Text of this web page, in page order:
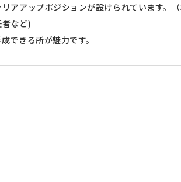
アアップポジションが設けられています。
など)
できる所が魅力です。